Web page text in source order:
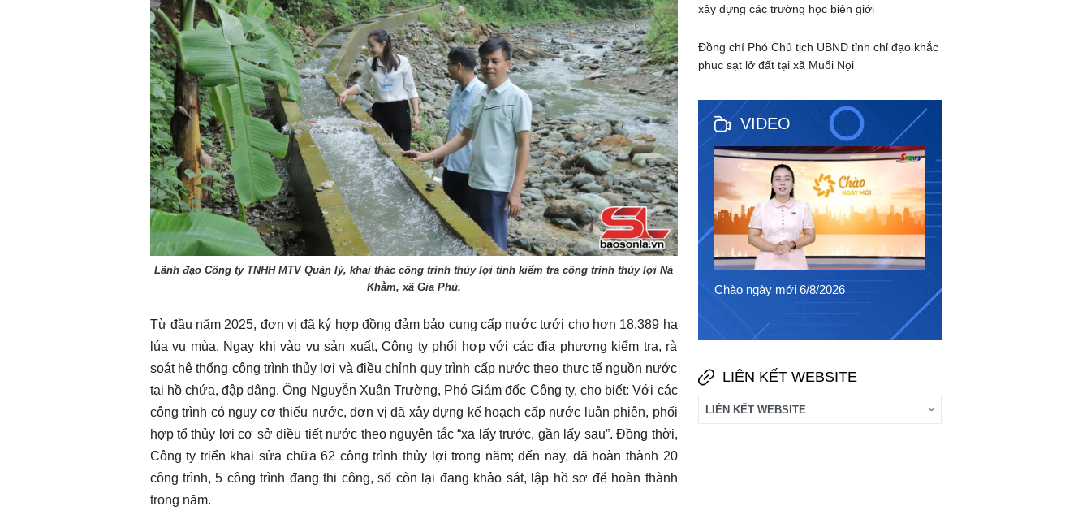
Lãnh đạo Công ty TNHH MTV Quản lý, khai thác công trình thủy lợi tỉnh kiểm tra công trình thủy lợi Nà
Khằm, xã Gia Phù.
Từ đầu năm 2025, đơn vị đã ký hợp đồng đảm bảo cung cấp nước tưới cho hơn 18.389 ha
lúa vụ mùa. Ngay khi vào vụ sản xuất, Công ty phối hợp với các địa phương kiểm tra, rà
soát hệ thống công trình thủy lợi và điều chỉnh quy trình cấp nước theo thực tế nguồn nước
tại hồ chứa, đập dâng. Ông Nguyễn Xuân Trường, Phó Giám đốc Công ty, cho biết: Với các
công trình có nguy cơ thiếu nước, đơn vị đã xây dựng kế hoạch cấp nước luân phiên, phối
hợp tổ thủy lợi cơ sở điều tiết nước theo nguyên tắc “xa lấy trước, gần lấy sau”. Đồng thời,
Công ty triển khai sửa chữa 62 công trình thủy lợi trong năm; đến nay, đã hoàn thành 20
công trình, 5 công trình đang thi công, số còn lại đang khảo sát, lập hồ sơ để hoàn thành
trong năm.
xây dựng các trường học biên giới
Đồng chí Phó Chủ tịch UBND tỉnh chỉ đạo khắc
phục sạt lở đất tại xã Muổi Nọi
VIDEO
Chào ngày mới 2/8/2026 Chào ngày mới 1/8/2026
Chào ngày mới 6/8/2026
Chào ngày mới 5/8/2026
LIÊN KẾT WEBSITE